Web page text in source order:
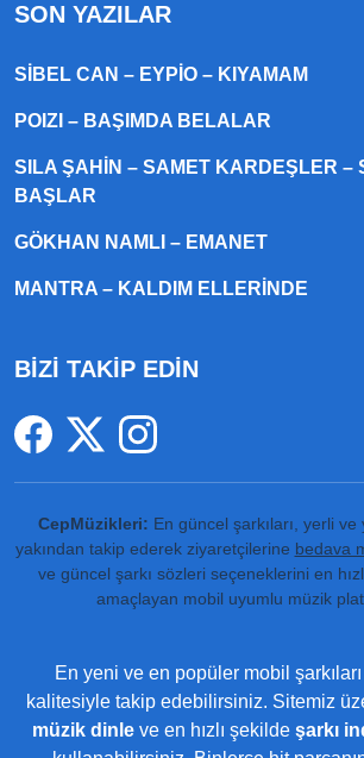
SON YAZILAR
SIBEL CAN – EYPIO – KIYAMAM
POIZI – BAŞIMDA BELALAR
SILA ŞAHIN – SAMET KARDEŞLER –
BAŞLAR
GÖKHAN NAMLI – EMANET
MANTRA – KALDIM ELLERINDE
BİZİ TAKİP EDİN
CepMüzikleri: En güncel şarkıları, yerli ve
yakından takip ederek ziyaretçilerine bedava
ve güncel şarkı sözleri seçeneklerini en
amaçlayan mobil uyumlu müzik
En yeni ve en popüler mobil
kalitesiyle takip edebilirsiniz. Sitemiz
müzik dinleve en hızlı şekilde şarkı